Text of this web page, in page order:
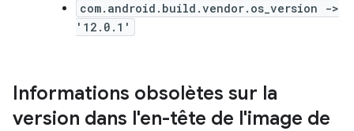
com.android.build.vendor.os_version ->
'12.0.1'
Informations obsolètes sur la
version dans l'en-tête de l'image de